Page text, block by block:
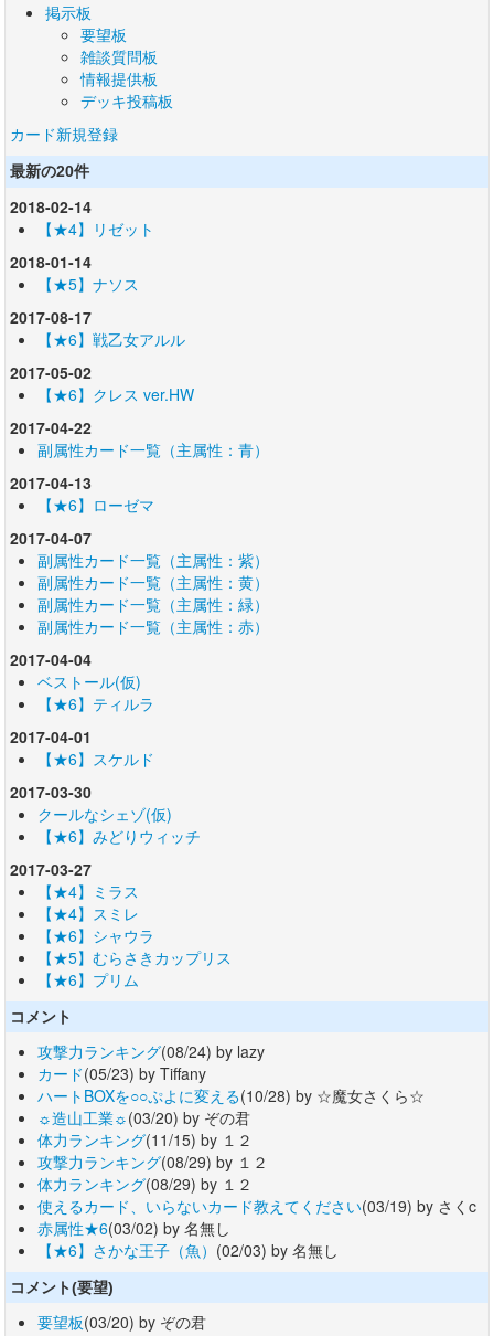
掲示板
要望板
雑談質問板
情報提供板
デッキ投稿板
カード新規登録
最新の20件
2018-02-14
【★4】リゼット
2018-01-14
【★5】ナソス
2017-08-17
【★6】戦乙女アルル
2017-05-02
【★6】クレス ver.HW
2017-04-22
副属性カード一覧（主属性：青）
2017-04-13
【★6】ローゼマ
2017-04-07
副属性カード一覧（主属性：紫）
副属性カード一覧（主属性：黄）
副属性カード一覧（主属性：緑）
副属性カード一覧（主属性：赤）
2017-04-04
ベストール(仮)
【★6】ティルラ
2017-04-01
【★6】スケルド
2017-03-30
クールなシェゾ(仮)
【★6】みどりウィッチ
2017-03-27
【★4】ミラス
【★4】スミレ
【★6】シャウラ
【★5】むらさきカップリス
【★6】プリム
コメント
攻撃力ランキング(08/24) by lazy
カード(05/23) by Tiffany
ハートBOXを○○ぷよに変える(10/28) by ☆魔女さくら☆
☼造山工業☼(03/20) by ぞの君
体力ランキング(11/15) by １２
攻撃力ランキング(08/29) by １２
体力ランキング(08/29) by １２
使えるカード、いらないカード教えてください(03/19) by さくc
赤属性★6(03/02) by 名無し
【★6】さかな王子（魚） (02/03) by 名無し
コメント(要望)
要望板(03/20) by ぞの君